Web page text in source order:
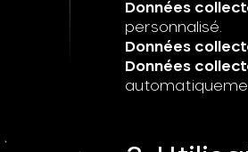
Données
personnalisé.
Données
Données